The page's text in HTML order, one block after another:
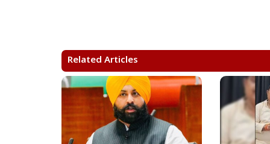
A
p
p
o
o
k
r
a
m
i
k
Related Articles